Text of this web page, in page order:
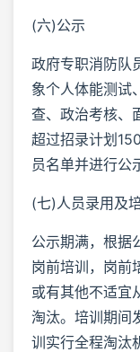
(六)公示
政府专职消防队
象个人体能测试
查、政治考核、
超过招录计划
员名单并进行公
(七)人员录用及
公示期满，根据
岗前培训，岗前
或有其他不适宜
淘汰。培训期间
训实行全程淘汰